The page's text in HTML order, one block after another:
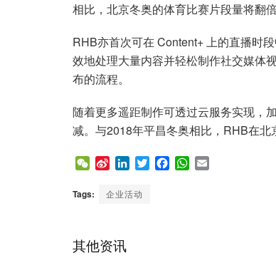
相比，北京冬奥的体育比赛片段量将翻倍
RHB亦首次可在 Content+ 上的直播时
效地处理大量内容并轻松制作社交媒体
布的流程。
随着更多遥距制作可透过云服务实现，
减。与2018年平昌冬奥相比，RHB在北
W
C
S
n
i
L
n
T
F
W
Tags: 企业活动
其他资讯